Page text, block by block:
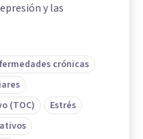
y las
crónicas
(TOC)
Estrés